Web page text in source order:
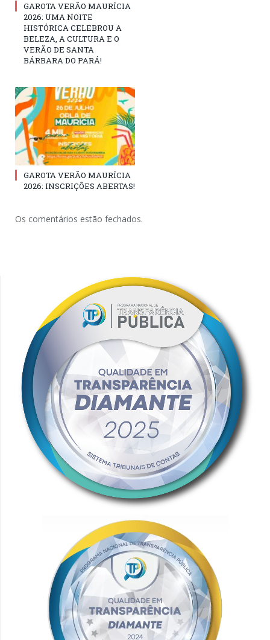
GAROTA VERÃO MAURÍCIA
2026: UMA NOITE
HISTÓRICA CELEBROU A
BELEZA, A CULTURA E O
VERÃO DE SANTA
BÁRBARA DO PARÁ!
GAROTA VERÃO MAURÍCIA
2026: INSCRIÇÕES ABERTAS!
Os comentários estão fechados.